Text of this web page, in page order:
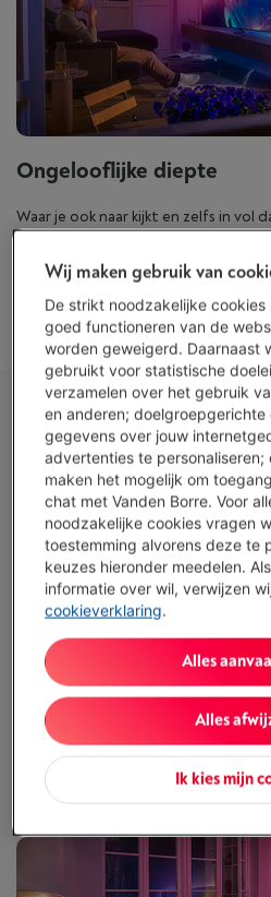
Ongelooflijke diepte
Waar je ook naar kijkt en zelfs in vol
er zelf bij bent.
Rijke kleuren en
dankzij de Philips P5 processor met
zoals het menselijk brein dat doet.
bredere kijkhoek.
Dolby Atmos: geluid van
geluid is ruimtelijk, helder en diep.
Wij maken gebruik van
De strikt noodzakelijke
goed functioneren van de
worden geweigerd. Daarnaast
gebruikt voor statistische
verzamelen over het gebruik
en anderen; doelgroepgerichte
gegevens over jouw
advertenties te
maken het mogelijk om
chat met Vanden Borre. Voor
noodzakelijke cookies vragen
toestemming alvorens deze te
keuzes hieronder meedelen.
informatie over wil, verwijzen
cookieverklaring.
Ik kies mijn
Alles
Alles